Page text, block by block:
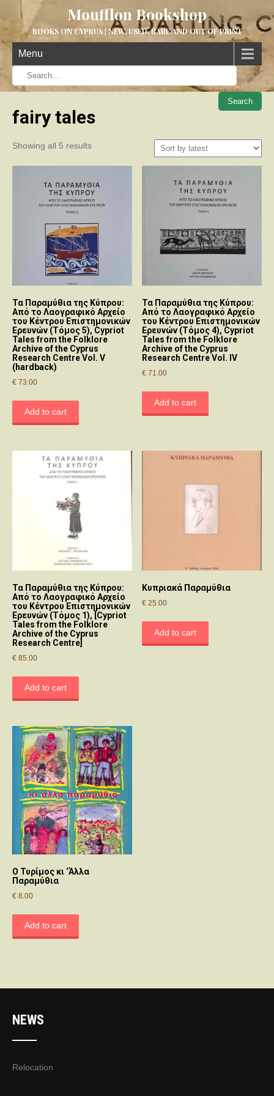
Moufflon Bookshop
BOOKS ON CYPRUS | NEW, USED, RARE AND OUT OF PRINT
Menu
When
fairy tales
Showing all 5 resultsSorted
Τα Παραμύθια της Κύπρου:
Από το Λαογραφικό Αρχείο
του Κέντρου Επιστημονικών
Ερευνών (Τόμος 5), Cypriot
Tales from the Folklore
Archive of the Cyprus
Research Centre Vol. V
(hardback)
€ 73.00
Add to cart
Τα Παραμύθια της Κύπρου:
Από το Λαογραφικό Αρχείο
του Κέντρου Επιστημονικών
Ερευνών (Τόμος 4), Cypriot
Tales from the Folklore
Archive of the Cyprus
Research Centre Vol. IV
€ 71.00
Add to cart
Τα Παραμύθια της Κύπρου:
Από το Λαογραφικό Αρχείο
του Κέντρου Επιστημονικών
Ερευνών (Τόμος 1), [Cypriot
Tales from the Folklore
Archive of the Cyprus
Research Centre]
€ 85.00
Add to cart
Κυπριακά Παραμύθια
€ 25.00
Add to cart
Ο Τυρίμος κι ‘Άλλα
Παραμύθια
€ 8.00
Add to cart
NEWS
Relocation